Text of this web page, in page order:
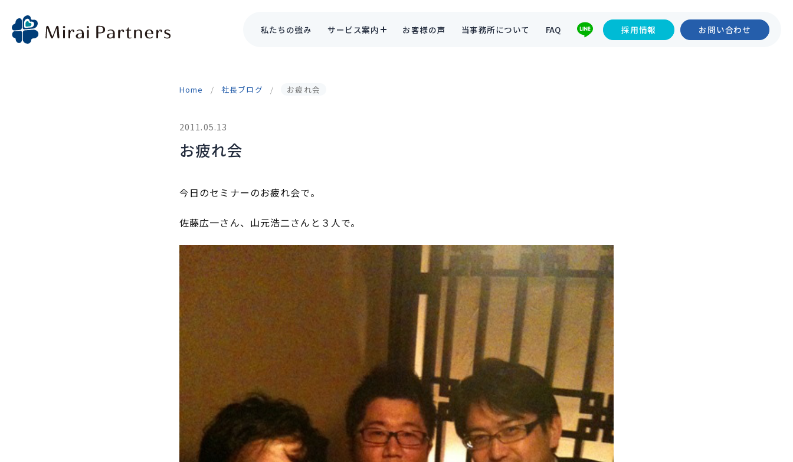
私たちの強み サービス案内 お客様の声 当事務所について FAQ 採用情報 お問い合わせ
Home 社長ブログ お疲れ会
2011.05.13
お疲れ会
今日のセミナーのお疲れ会で。
佐藤広一さん、山元浩二さんと３人で。